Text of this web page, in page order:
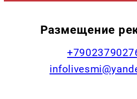
Размещение